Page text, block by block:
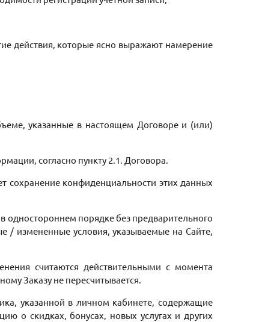
действия, которые ясно выражают намерение
указанные в настоящем Договоре и (или)
согласно пункту 2.1. Договора.
сохранение конфиденциальности этих данных
одностороннем порядке без предварительного
/ измененные условия, указываемые на Сайте,
считаются действительными с момента
Заказу не пересчитывается.
указанной в личном кабинете, содержащие
о скидках, бонусах, новых услугах и других